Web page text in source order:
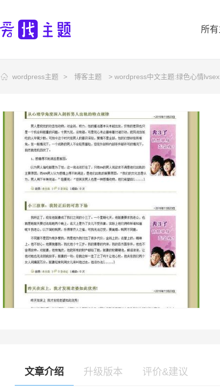
所
wordpress主题 > 博客主题 > wordpress中文主题:绿色心情
文章介绍 升级版本 评价&建议